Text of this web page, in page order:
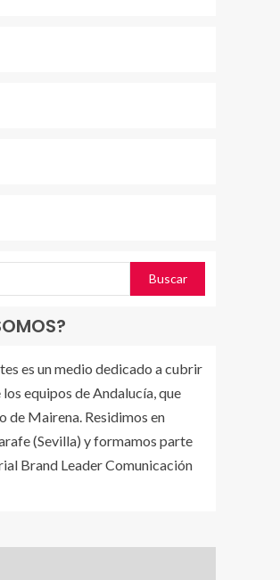
es un medio dedicado a cubrir
equipos de Andalucía, que
de Mairena. Residimos en
(Sevilla) y formamos parte
Brand Leader Comunicación